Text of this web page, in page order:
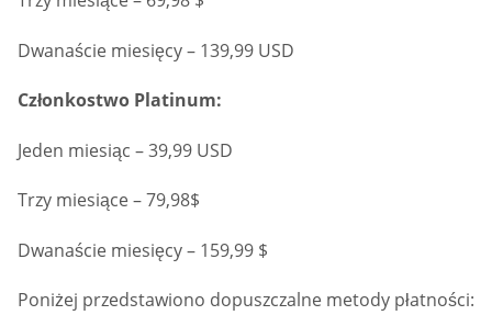
Dwanaście miesięcy – 139,99 USD
Członkostwo Platinum:
Jeden miesiąc – 39,99 USD
Trzy miesiące – 79,98$
Dwanaście miesięcy – 159,99 $
Poniżej przedstawiono dopuszczalne metody płatności: